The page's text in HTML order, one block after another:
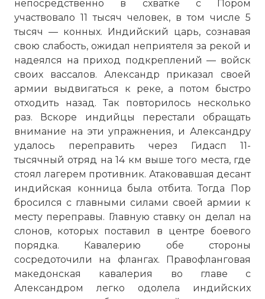
непосредственно в схватке с Пором
участвовало 11 тысяч человек, в том числе 5
тысяч — конных. Индийский царь, сознавая
свою слабость, ожидал неприятеля за рекой и
надеялся на приход подкреплений — войск
своих вассалов. Александр приказал своей
армии выдвигаться к реке, а потом быстро
отходить назад. Так повторилось несколько
раз. Вскоре индийцы перестали обращать
внимание на эти упражнения, и Александру
удалось переправить через Гидасп 11-
тысячный отряд на 14 км выше того места, где
стоял лагерем противник. Атаковавшая десант
индийская конница была отбита. Тогда Пор
бросился с главными силами своей армии к
месту переправы. Главную ставку он делал на
слонов, которых поставил в центре боевого
порядка. Кавалерию обе стороны
сосредоточили на флангах. Правофланговая
македонская кавалерия во главе с
Александром легко одолела индийских